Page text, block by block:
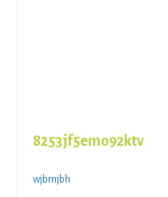
8253jf5emo92ktv
wjbmjbh